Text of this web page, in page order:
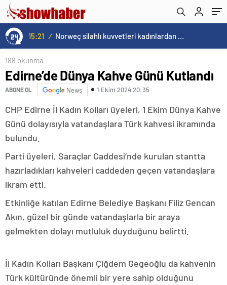
15:21 / Norweç silahlı kuvvetleri kadınlardan oluşan özel kuvvetler eğitimlerini başlattı.
188 okunma
Edirne’de Dünya Kahve Günü Kutlandı
ABONE OL News 1 Ekim 2024 20:35
CHP Edirne İl Kadın Kolları üyeleri, 1 Ekim Dünya Kahve
Günü dolayısıyla vatandaşlara Türk kahvesi ikramında
bulundu.
Parti üyeleri, Saraçlar Caddesi’nde kurulan stantta
hazırladıkları kahveleri caddeden geçen vatandaşlara
ikram etti.
Etkinliğe katılan Edirne Belediye Başkanı Filiz Gencan
Akın, güzel bir günde vatandaşlarla bir araya
gelmekten dolayı mutluluk duyduğunu belirtti.
İl Kadın Kolları Başkanı Çiğdem Gegeoğlu da kahvenin
Türk kültüründe önemli bir yere sahip olduğunu